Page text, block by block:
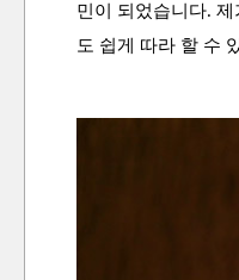
민이 되었습니다.
도 쉽게 따라 할 수